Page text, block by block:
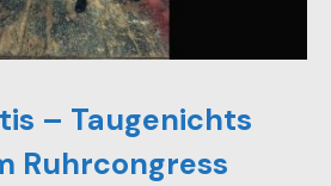
– Taugenichts
Ruhrcongress